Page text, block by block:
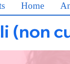
Home
(non